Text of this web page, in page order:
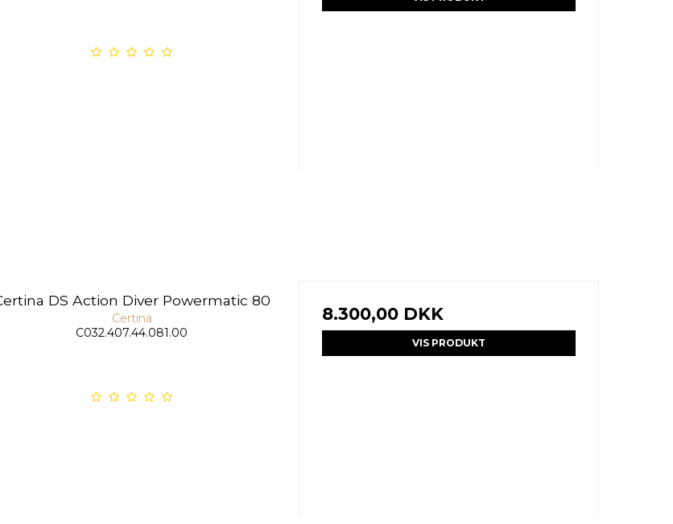
DS Action Diver Powermatic 80
Certina
C032.407.44.081.00
8.300,00 DKK
VIS PRODUKT